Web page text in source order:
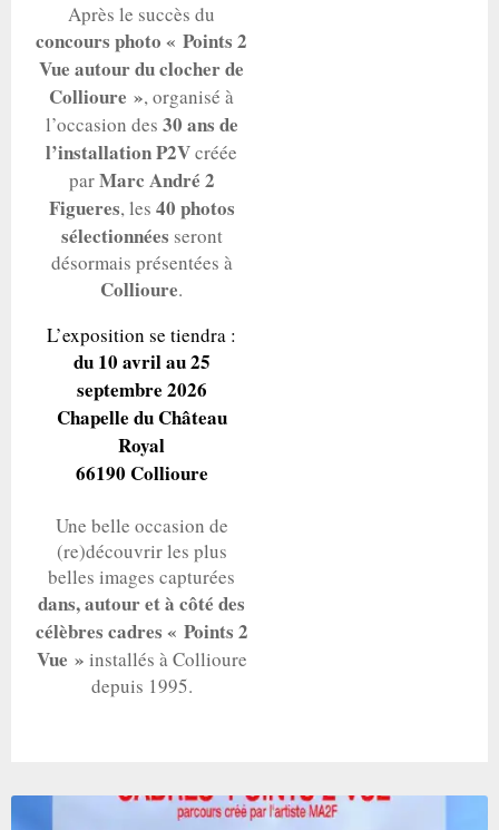
Après le succès du
concours photo « Points 2
Vue autour du clocher de
Collioure », organisé à
l’occasion des 30 ans de
l’installation P2Vcréée
parMarc André 2
Figueres, les 40 photos
sélectionnées seront
désormais présentées à
Collioure.
L’exposition se tiendra :
du 10 avril au 25
septembre 2026
Chapelle du Château
Royal
66190 Collioure
Une belle occasion de
(re)découvrir les plus
belles images capturées
dans, autour et à côté des
célèbres cadres « Points 2
Vue » installés à Collioure
depuis 1995.